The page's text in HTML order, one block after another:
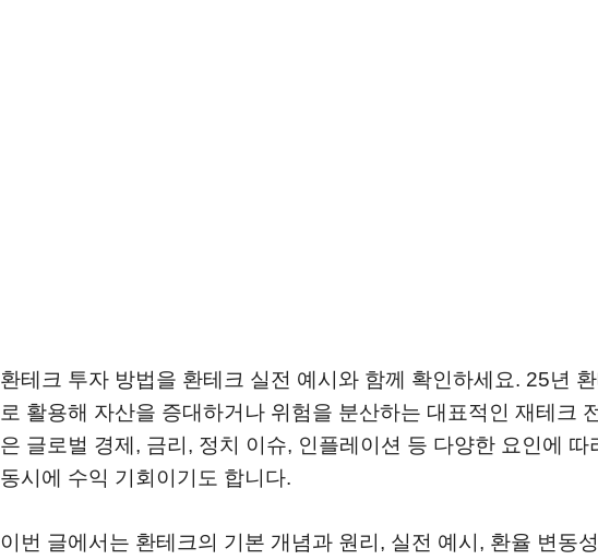
환테크 투자 방법을 환테크 실전 예시와 함께 확인하세요. 25년
로 활용해 자산을 증대하거나 위험을 분산하는 대표적인 재테크
은 글로벌 경제, 금리, 정치 이슈, 인플레이션 등 다양한 요인에
동시에 수익 기회이기도 합니다.
이번 글에서는 환테크의 기본 개념과 원리, 실전 예시, 환율 변동